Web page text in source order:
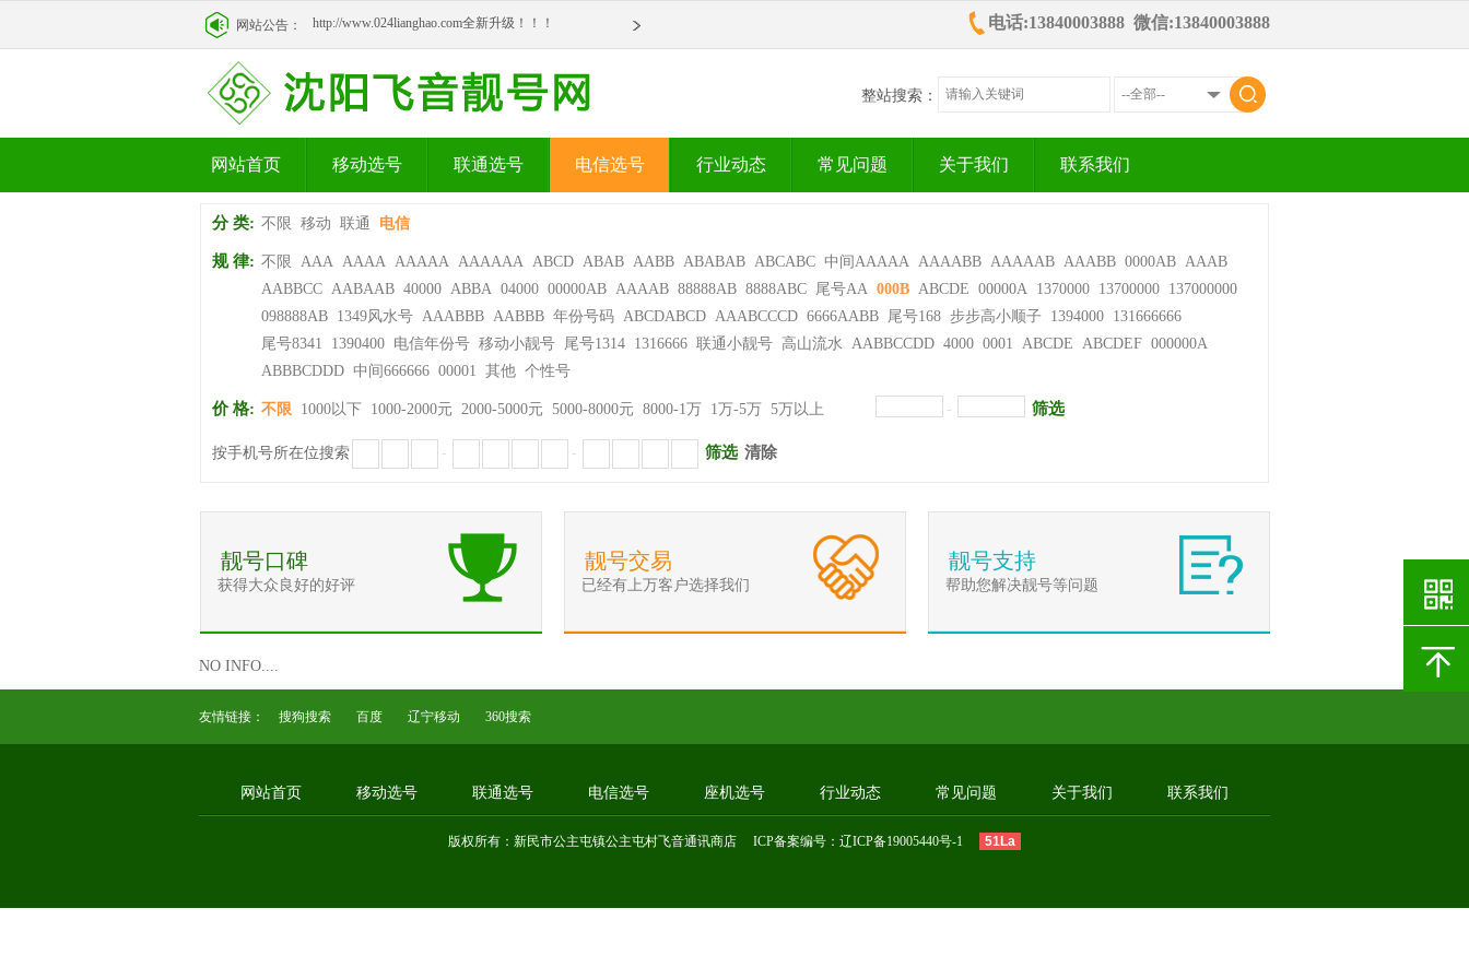
网站公告： http://www.024lianghao.com全新升级！！！ 电话:13840003888 微信:13840003888
整站搜索：
网站首页 移动选号 联通选号 电信选号 行业动态 常见问题 关于我们 联系我们
分 类: 不限 移动 联通 电信
规 律: 不限 AAA AAAA AAAAA AAAAAA ABCD ABAB AABB ABABAB ABCABC 中间AAAAA AAAABB AAAAAB AAABB 0000AB AAAB
AABBCC AABAAB 40000 ABBA 04000 00000AB AAAAB 88888AB 8888ABC 尾号AA 000B ABCDE 00000A 1370000 13700000 137000000
098888AB 1349风水号 AAABBB AABBB 年份号码 ABCDABCD AAABCCCD 6666AABB 尾号168 步步高小顺子 1394000 131666666
尾号8341
1390400 电信年份号 移动小靓号 尾号1314 1316666 联通小靓号 高山流水 AABBCCDD 4000 0001 ABCDE ABCDEF 000000A
ABBBCDDD 中间666666 00001 其他 个性号
价 格: 不限 1000以下 1000-2000元 2000-5000元 5000-8000元 8000-1万 1万-5万 5万以上 - 筛选
按手机号所在位搜索 - - 筛选 清除
靓号口碑
获得大众良好的好评
靓号交易
已经有上万客户选择我们
靓号支持
帮助您解决靓号等问题
NO INFO....
友情链接： 搜狗搜索 百度 辽宁移动 360搜索
网站首页 移动选号 联通选号 电信选号 座机选号 行业动态 常见问题 关于我们 联系我们
版权所有：新民市公主屯镇公主屯村飞音通讯商店 ICP备案编号： 辽ICP备19005440号-1 51La